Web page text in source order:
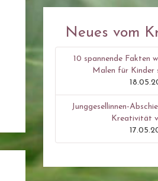
Neues vom
10 spannende Fakten
Malen für Kinder
Junggesellinnen-
Kreativität